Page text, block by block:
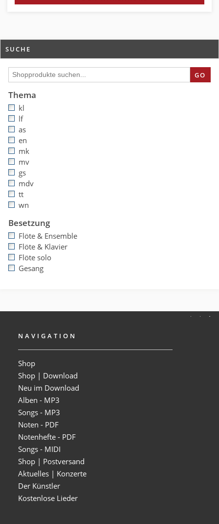
SUCHE
GO
Thema
kl
lf
as
en
mk
mv
gs
mdv
tt
wn
Besetzung
Flöte & Ensemble
Flöte & Klavier
Flöte solo
Gesang
NAVIGATION
Shop
Shop | Download
Neu im Download
Alben - MP3
Songs - MP3
Noten - PDF
Notenhefte - PDF
Songs - MIDI
Shop | Postversand
Aktuelles | Konzerte
Der Künstler
Kostenlose Lieder